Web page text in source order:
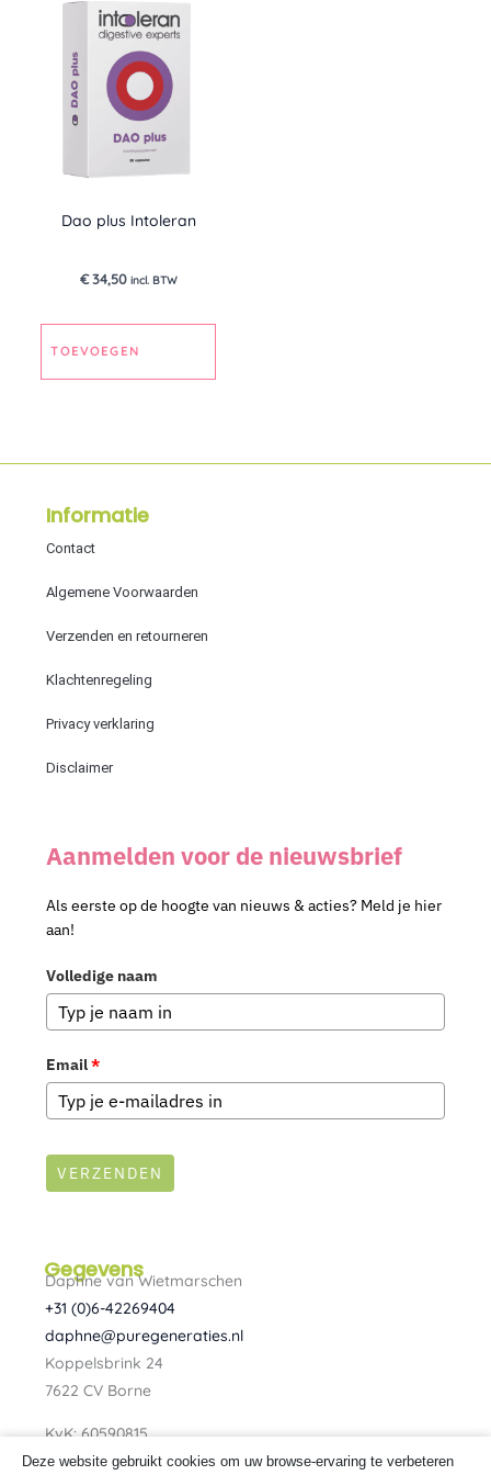
Dao plus Intoleran
€34,50 incl. BTW
TOEVOEGEN
Gegevens
Daphne van Wietmarschen
+31 (0)6-42269404
daphne@puregeneraties.nl
Koppelsbrink 24
7622 CV Borne
KvK: 60590815
BTW: NL080734303B01
Informatie
Contact
Algemene Voorwaarden
Verzenden en retourneren
Klachtenregeling
Privacy verklaring
Disclaimer
Aanmelden voor de nieuwsbrief
Als eerste op de hoogte van nieuws & acties? Meld je hier
aan!
Volledige naam
Email*
VERZENDEN
Deze website gebruikt cookies om uw browse-ervaring te verbeteren